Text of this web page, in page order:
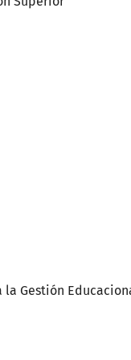
la Gestión